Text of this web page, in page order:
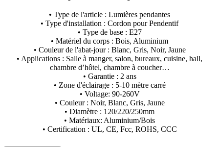
• Type de l'article : Lumières pendantes
• Type d'installation : Cordon pour Pendentif
• Type de base : E27
• Matériel du corps : Bois, Aluminium
• Couleur de l'abat-jour : Blanc, Gris, Noir, Jaune
• Applications : Salle à manger, salon, bureaux, cuisine, hall,
chambre d’hôtel, chambre à coucher…
• Garantie : 2 ans
• Zone d'éclairage : 5-10 mètre carré
• Voltage: 90-260V
• Couleur : Noir, Blanc, Gris, Jaune
• Diamètre : 120/220/250mm
• Matériaux: Aluminium/Bois
• Certification : UL, CE, Fcc, ROHS, CCC